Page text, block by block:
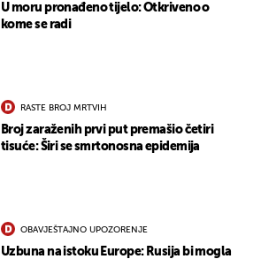
U moru pronađeno tijelo: Otkriveno o
kome se radi
RASTE BROJ MRTVIH
Broj zaraženih prvi put premašio četiri
tisuće: Širi se smrtonosna epidemija
OBAVJEŠTAJNO UPOZORENJE
Uzbuna na istoku Europe: Rusija bi mogla